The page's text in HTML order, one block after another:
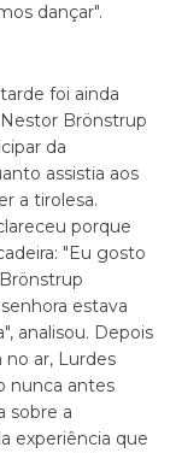
dançar".
foi ainda
Brönstrup
da
assistia aos
a tirolesa.
porque
"Eu gosto
estava
analisou. Depois
no ar, Lurdes
nunca antes
sobre a
experiência que